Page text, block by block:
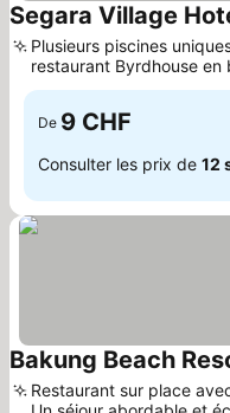
Segara Village
Plusieurs piscines
restaurant Byrdhouse en
mer
De 9 CHF
Consulter les prix de 12
Bakung Beach
Restaurant sur place